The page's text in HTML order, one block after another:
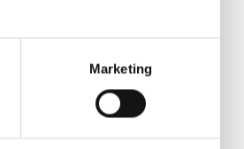
Marketing